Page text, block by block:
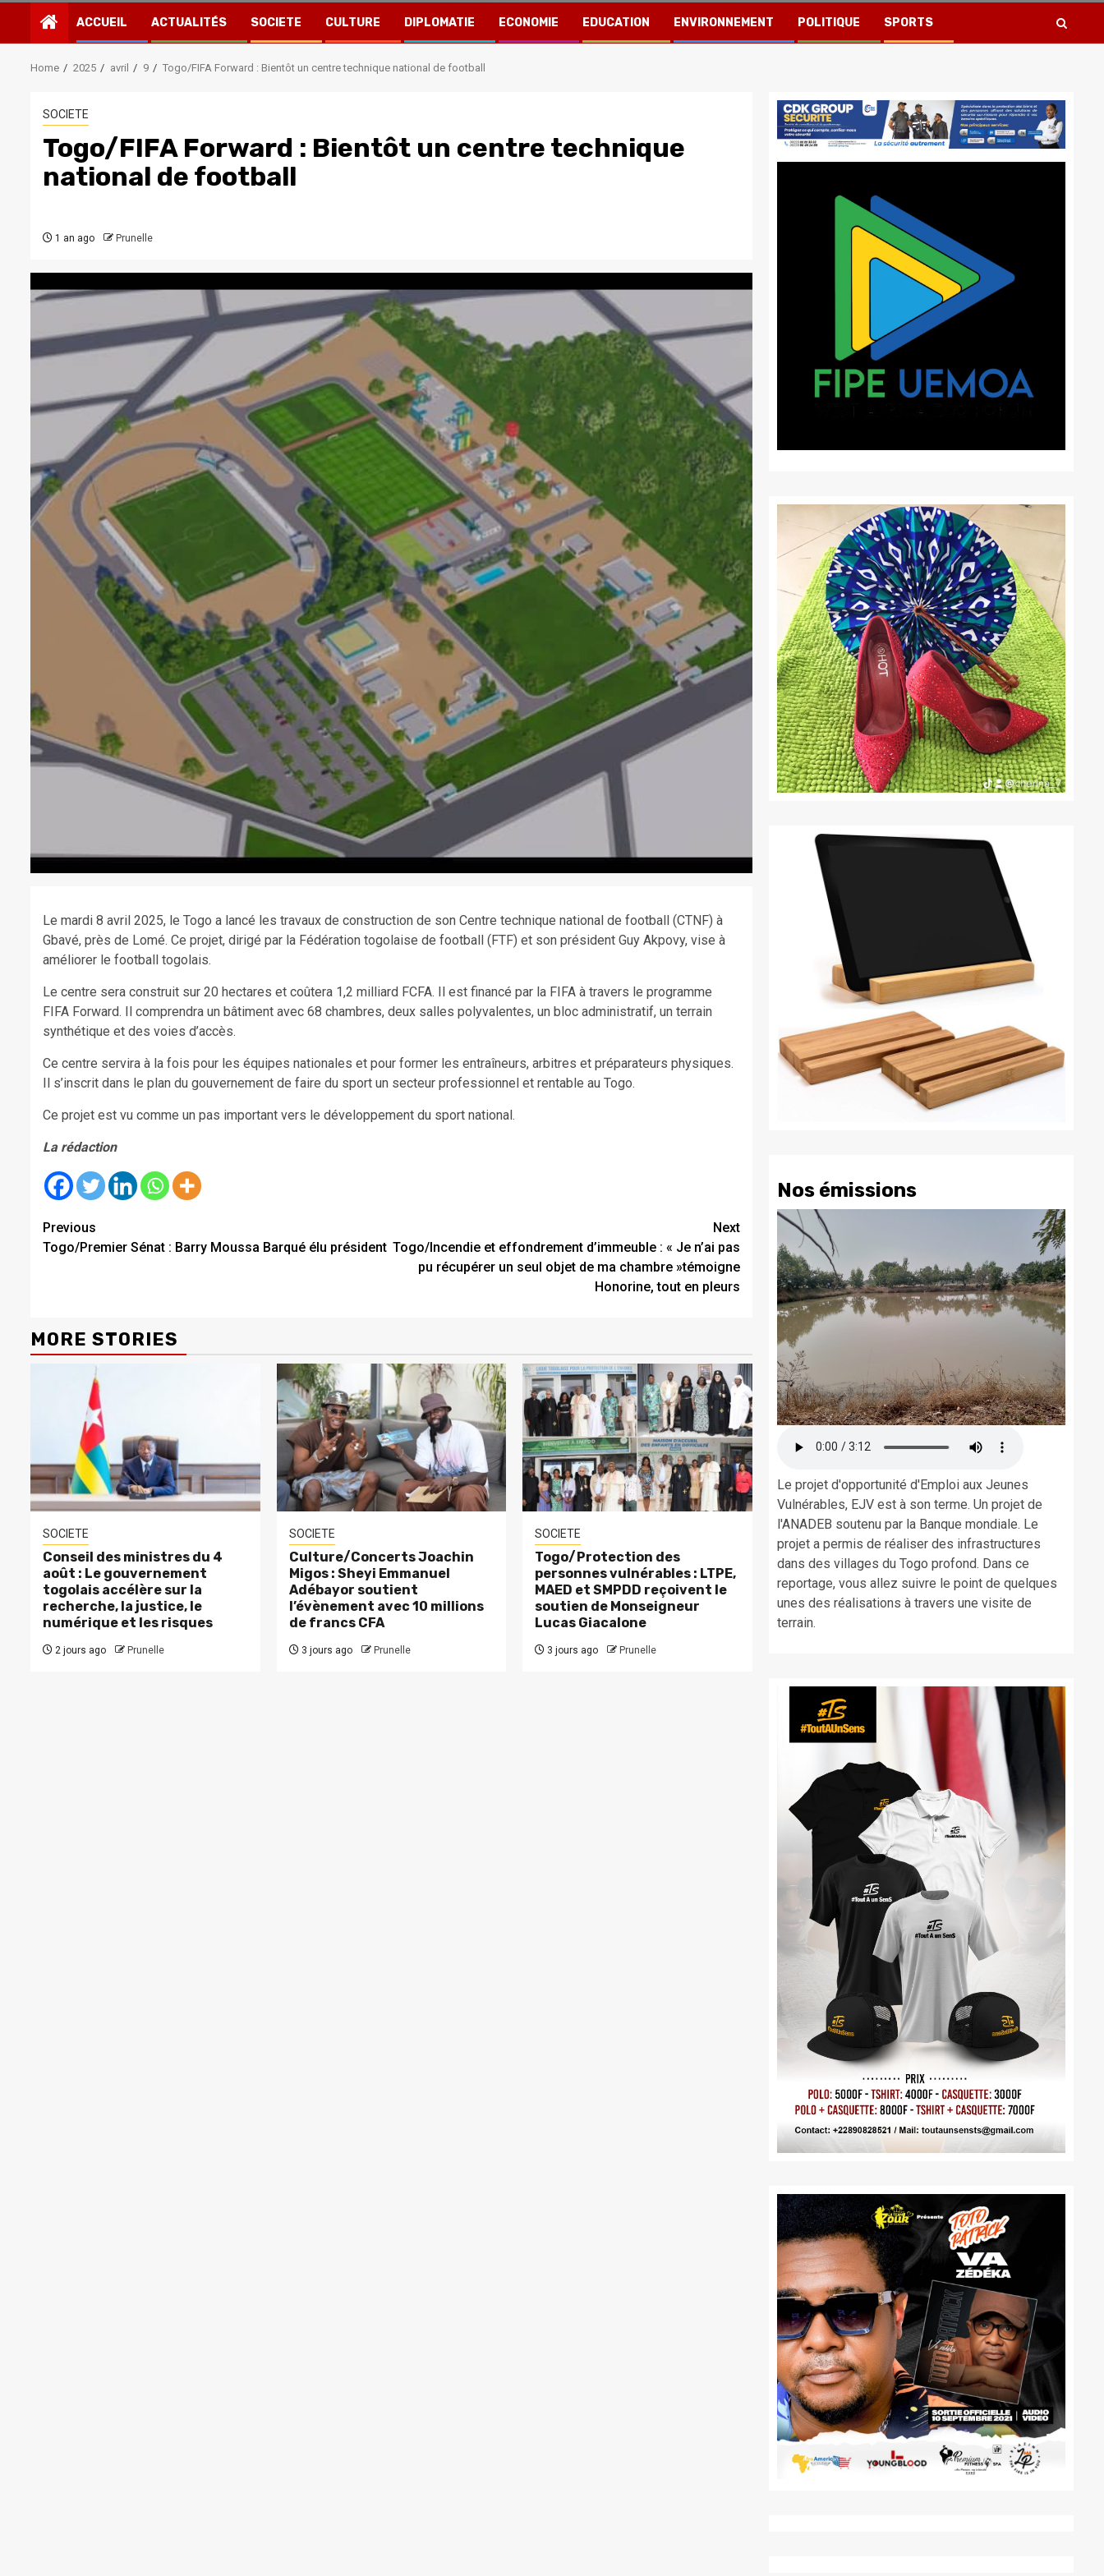
ACCUEIL ACTUALITÉS SOCIETE CULTURE DIPLOMATIE ECONOMIE EDUCATION ENVIRONNEMENT POLITIQUE SPORTS
Home 2025 avril 9 Togo/FIFA Forward : Bientôt un centre technique national de football
SOCIETE
Togo/FIFA Forward : Bientôt un centre technique
national de football
1 an ago Prunelle
Le mardi 8 avril 2025, le Togo a lancé les travaux de construction de son Centre technique national de football (CTNF) à
Gbavé, près de Lomé. Ce projet, dirigé par la Fédération togolaise de football (FTF) et son président Guy Akpovy, vise à
améliorer le football togolais.
Le centre sera construit sur 20 hectares et coûtera 1,2 milliard FCFA. Il est financé par la FIFA à travers le programme
FIFA Forward. Il comprendra un bâtiment avec 68 chambres, deux salles polyvalentes, un bloc administratif, un terrain
synthétique et des voies d’accès.
Ce centre servira à la fois pour les équipes nationales et pour former les entraîneurs, arbitres et préparateurs physiques.
Il s’inscrit dans le plan du gouvernement de faire du sport un secteur professionnel et rentable au Togo.
Ce projet est vu comme un pas important vers le développement du sport national.
La rédaction
Continue
Reading
Previous
Togo/Premier Sénat : Barry Moussa Barqué élu président
Next
Togo/Incendie et effondrement d’immeuble : « Je n’ai pas
pu récupérer un seul objet de ma chambre »témoigne
Honorine, tout en pleurs
MORE STORIES
SOCIETE
Conseil des ministres du 4
août : Le gouvernement
togolais accélère sur la
recherche, la justice, le
numérique et les risques
2 jours ago Prunelle
SOCIETE
Culture/Concerts Joachin
Migos : Sheyi Emmanuel
Adébayor soutient
l’évènement avec 10 millions
de francs CFA
3 jours ago Prunelle
SOCIETE
Togo/Protection des
personnes vulnérables : LTPE,
MAED et SMPDD reçoivent le
soutien de Monseigneur
Lucas Giacalone
3 jours ago Prunelle
Nos émissions
Le projet d'opportunité d'Emploi aux Jeunes
Vulnérables, EJV est à son terme. Un projet de
l'ANADEB soutenu par la Banque mondiale. Le
projet a permis de réaliser des infrastructures
dans des villages du Togo profond. Dans ce
reportage, vous allez suivre le point de quelques
unes des réalisations à travers une visite de
terrain.